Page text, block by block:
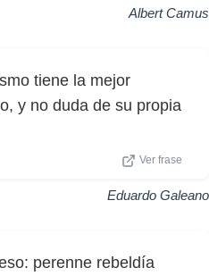
Albert Camus
tiene la mejor
y no duda de su propia
Ver frase
Eduardo Galeano
perenne rebeldía